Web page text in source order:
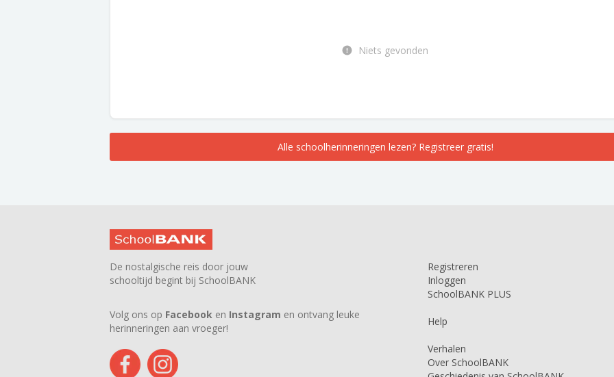
Niets gevonden
Alle schoolherinneringen lezen? Registreer gratis!
De nostalgische reis door jouw
schooltijd begint bij SchoolBANK
Volg ons op Facebook en Instagram en ontvang leuke
herinneringen aan vroeger!
Registreren
Inloggen
SchoolBANK PLUS
Help
Verhalen
Over SchoolBANK